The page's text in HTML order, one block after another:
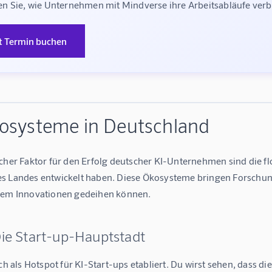
Sie, wie Unternehmen mit Mindverse ihre Arbeitsabläufe
Termin buchen
in Deutschland
Faktor für den Erfolg deutscher KI-Unternehmen sind die
Landes entwickelt haben. Diese Ökosysteme bringen
Innovationen gedeihen können.
Start-up-Hauptstadt
als Hotspot für KI-Start-ups etabliert. Du wirst sehen, dass